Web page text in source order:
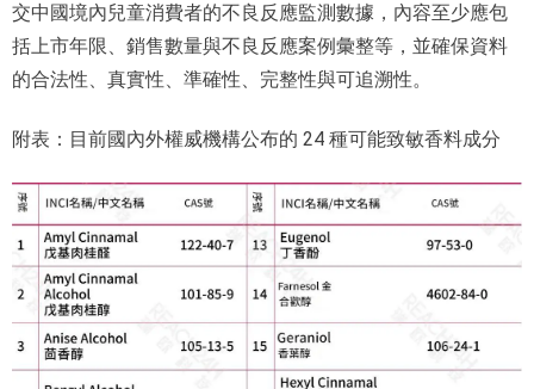
交中國境內兒童消費者的不良反應監測數據，內容至少應包
括上市年限、銷售數量與不良反應案例彙整等，並確保資料
的合法性、真實性、準確性、完整性與可追溯性。
附表：目前國內外權威機構公布的 24 種可能致敏香料成分